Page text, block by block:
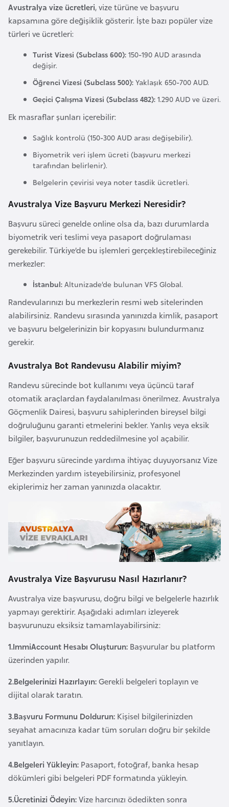
Avustralya vize ücretleri, vize türüne ve başvuru
kapsamına göre değişiklik gösterir. İşte bazı popüler vize
türleri ve ücretleri:
Turist Vizesi (Subclass 600):150-190 AUD arasında
değişir.
Öğrenci Vizesi (Subclass 500):Yaklaşık 650-700 AUD.
Geçici Çalışma Vizesi (Subclass 482):1.290 AUD ve üzeri.
Ek masraflar şunları içerebilir:
Sağlık kontrolü (150-300 AUD arası değişebilir).
Biyometrik veri işlem ücreti (başvuru merkezi
tarafından belirlenir).
Belgelerin çevirisi veya noter tasdik ücretleri.
Avustralya Vize Başvuru Merkezi Neresidir?
Başvuru süreci genelde online olsa da, bazı durumlarda
biyometrik veri teslimi veya pasaport doğrulaması
gerekebilir. Türkiye’de bu işlemleri gerçekleştirebileceğiniz
merkezler:
İstanbul:Altunizade’de bulunan VFS Global.
Randevularınızı bu merkezlerin resmi web sitelerinden
alabilirsiniz. Randevu sırasında yanınızda kimlik, pasaport
ve başvuru belgelerinizin bir kopyasını bulundurmanız
gerekir.
Avustralya Bot Randevusu Alabilir miyim?
Randevu sürecinde bot kullanımı veya üçüncü taraf
otomatik araçlardan faydalanılması önerilmez. Avustralya
Göçmenlik Dairesi, başvuru sahiplerinden bireysel bilgi
doğruluğunu garanti etmelerini bekler. Yanlış veya eksik
bilgiler, başvurunuzun reddedilmesine yol açabilir.
Eğer başvuru sürecinde yardıma ihtiyaç duyuyorsanız Vize
Merkezinden yardım isteyebilirsiniz, profesyonel
ekiplerimiz her zaman yanınızda olacaktır.
Avustralya Vize Başvurusu Nasıl Hazırlanır?
Avustralya vize başvurusu, doğru bilgi ve belgelerle hazırlık
yapmayı gerektirir. Aşağıdaki adımları izleyerek
başvurunuzu eksiksiz tamamlayabilirsiniz:
1.ImmiAccount Hesabı Oluşturun: Başvurular bu platform
üzerinden yapılır.
2.Belgelerinizi Hazırlayın:Gerekli belgeleri toplayın ve
dijital olarak taratın.
3.Başvuru Formunu Doldurun: Kişisel bilgilerinizden
seyahat amacınıza kadar tüm soruları doğru bir şekilde
yanıtlayın.
4.Belgeleri Yükleyin: Pasaport, fotoğraf, banka hesap
dökümleri gibi belgeleri PDF formatında yükleyin.
5.Ücretinizi Ödeyin:Vize harcınızı ödedikten sonra
ç
i
k
n
H
e
k
B
u
g
a
r
i
s
t
n
B
k
i
F
a
s
o
d
Ç
e
k
u
m
h